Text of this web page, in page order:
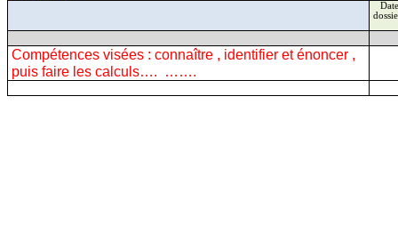
Compétences visées : connaître , identifier et énoncer ,
puis faire les calculs….
…….